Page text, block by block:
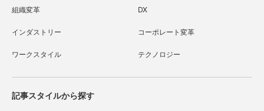
組織変革 DX
インダストリー コーポレート変革
ワークスタイル テクノロジー
記事スタイルから探す